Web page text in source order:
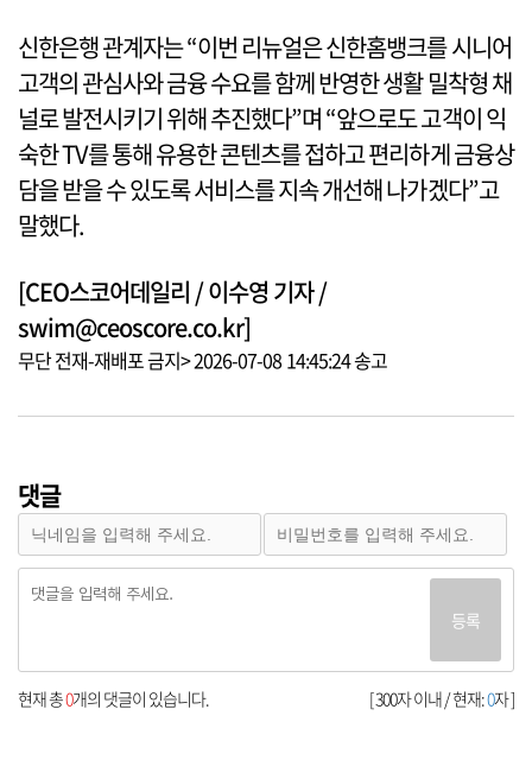
신한은행 관계자는 “이번 리뉴얼은 신한홈뱅크를 시니어
고객의 관심사와 금융 수요를 함께 반영한 생활 밀착형 채
널로 발전시키기 위해 추진했다”며 “앞으로도 고객이 익
숙한 TV를 통해 유용한 콘텐츠를 접하고 편리하게 금융상
담을 받을 수 있도록 서비스를 지속 개선해 나가겠다”고
말했다.
[CEO스코어데일리 / 이수영 기자 /
swim@ceoscore.co.kr]
무단 전재-재배포 금지> 2026-07-08 14:45:24 송고
댓글
등록
[ 300자 이내 / 현재:0자 ]
현재 총0개의 댓글이 있습니다.